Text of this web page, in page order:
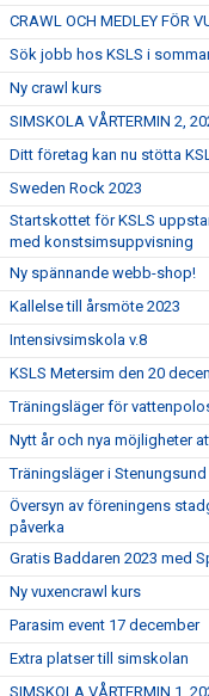
CRAWL OCH MEDLEY FÖR
Sök jobb hos KSLS i
Ny crawl kurs
SIMSKOLA VÅRTERMIN 2,
Ditt företag kan nu stötta
Sweden Rock 2023
Startskottet för KSLS
med konstsimsuppvisning
Ny spännande webb-shop!
Kallelse till årsmöte 2023
Intensivsimskola v.8
KSLS Metersim den 20
Träningsläger för
Nytt år och nya möjligheter
Träningsläger i Stenungsund
Översyn av föreningens
påverka
Gratis Baddaren 2023 med
Ny vuxencrawl kurs
Parasim event 17 december
Extra platser till simskolan
SIMSKOLA VÅRTERMIN 1,